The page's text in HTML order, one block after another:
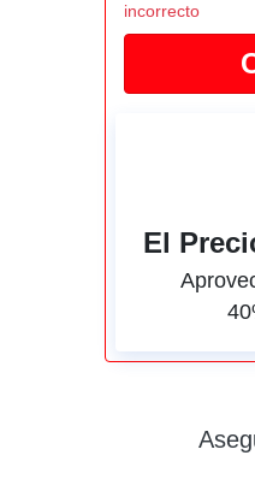
incorrecto
El